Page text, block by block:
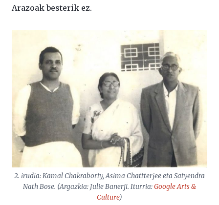
Arazoak besterik ez.
2. irudia: Kamal Chakraborty, Asima Chattterjee eta Satyendra
Nath Bose. (Argazkia: Julie Banerji. Iturria:Google Arts &
Culture)